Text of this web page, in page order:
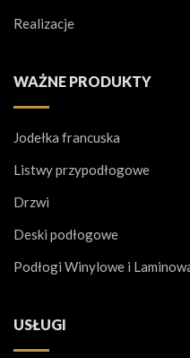
Realizacje
WAŻNE PRODUKTY
Jodełka francuska
Listwy przypodłogowe
Drzwi
Deski podłogowe
Podłogi Winylowe i
USŁUGI